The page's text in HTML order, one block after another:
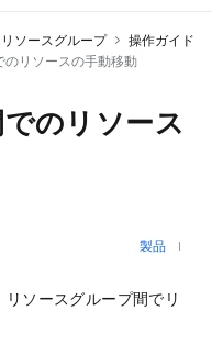
リソースグループ
操作ガイド
のリソースの手動移動
のリソース
製品
ソースグループ間でリ